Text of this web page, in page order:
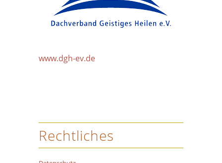
www.dgh-ev.de
Rechtliches